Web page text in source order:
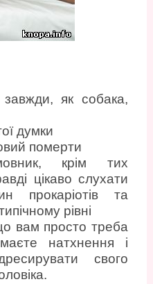
як собака,
думки
померти
крім тих
цікаво слухати
прокаріотів та
рівні
вам просто треба
натхнення і
свого